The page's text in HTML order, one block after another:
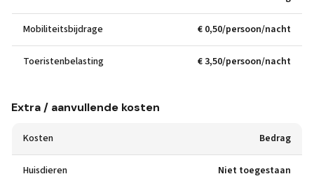
Mobiliteitsbijdrage € 0,50/persoon/nacht
Toeristenbelasting € 3,50/persoon/nacht
Extra / aanvullende kosten
Kosten Bedrag
Huisdieren Niet toegestaan